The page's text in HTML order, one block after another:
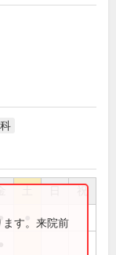
祝
●
す。来院前